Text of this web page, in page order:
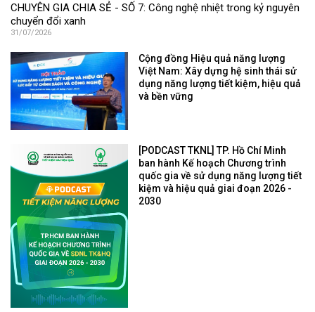
CHUYÊN GIA CHIA SẺ - SỐ 7: Công nghệ nhiệt trong kỷ nguyên
chuyển đổi xanh
31/07/2026
Cộng đồng Hiệu quả năng lượng
Việt Nam: Xây dựng hệ sinh thái sử
dụng năng lượng tiết kiệm, hiệu quả
và bền vững
[PODCAST TKNL] TP. Hồ Chí Minh
ban hành Kế hoạch Chương trình
quốc gia về sử dụng năng lượng tiết
kiệm và hiệu quả giai đoạn 2026 -
2030